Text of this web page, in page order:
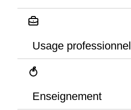
Usage professionnel
Enseignement